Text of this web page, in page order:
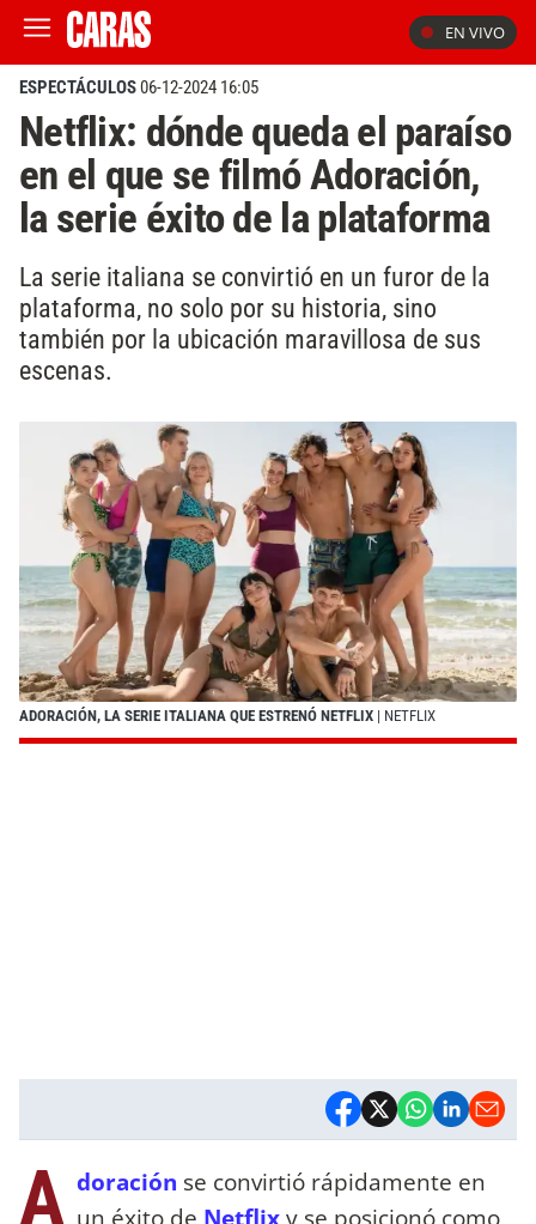
EN VIVO
ESPECTÁCULOS06-12-2024 16:05
Netflix: dónde queda el paraíso
en el que se filmó Adoración,
la serie éxito de la plataforma
La serie italiana se convirtió en un furor de la
plataforma, no solo por su historia, sino
también por la ubicación maravillosa de sus
escenas.
ADORACIÓN, LA SERIE ITALIANA QUE ESTRENÓ NETFLIX | NETFLIX
A doración se convirtió rápidamente en
un éxito de Netflixy se posicionó como